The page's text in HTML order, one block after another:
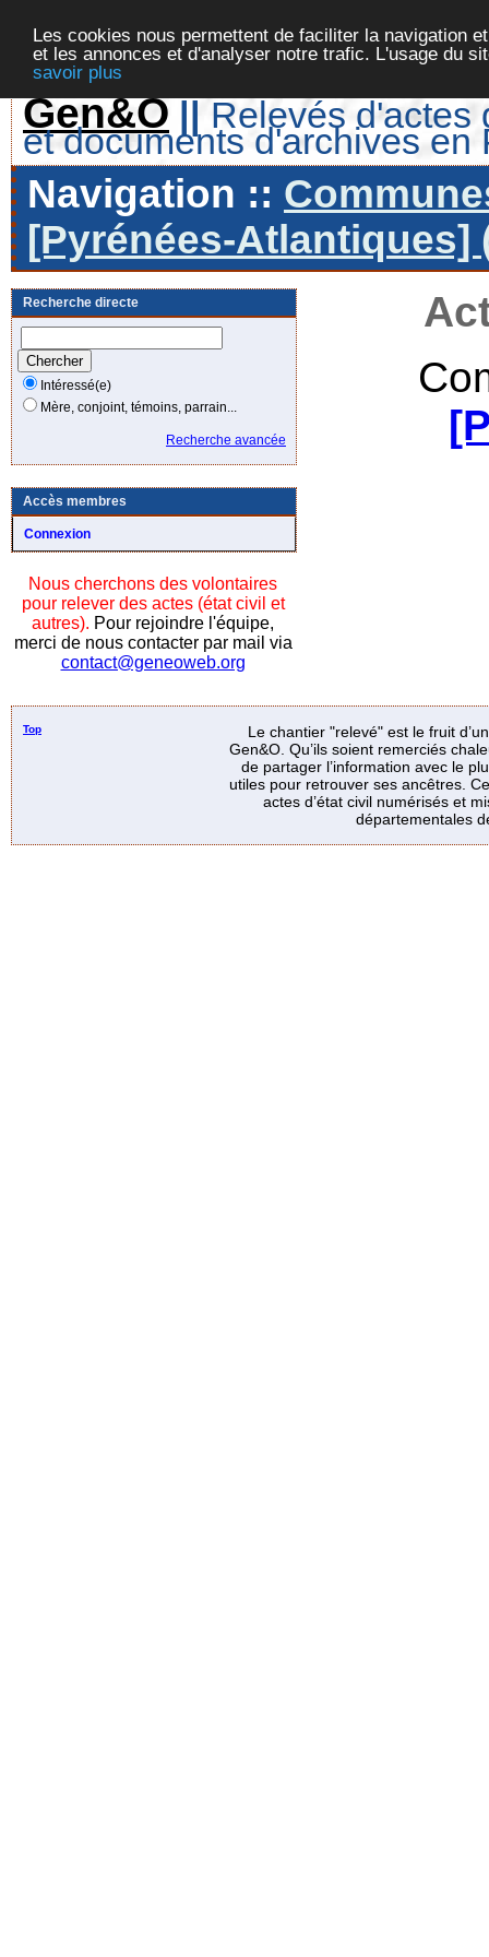
Les cookies nous permettent de faciliter la navigation
et les annonces et d'analyser notre trafic. L'usage du
savoir plus
Gen&O || Relevés d'actes
et documents d'archives en
Navigation ::
[Pyrénées-Atlantiques]
Recherche directe
Intéressé(e)
Mère, conjoint, témoins, parrain...
Recherche avancée
Accès membres
Connexion
Nous cherchons des volontaires
pour relever des actes (état civil et
autres). Pour rejoindre l'équipe,
merci de nous contacter par mail via
contact@geneoweb.org
Top
Le chantier "relevé" est le fruit
Gen&O. Qu’ils soient remerciés
de partager l’information avec le
utiles pour retrouver ses ancêtres.
actes d’état civil numérisés et
départementales